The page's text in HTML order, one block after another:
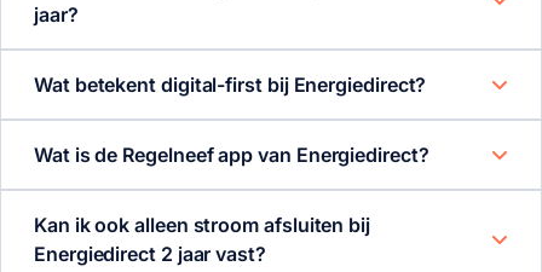
jaar?
Wat betekent digital-first bij Energiedirect?
Wat is de Regelneef app van Energiedirect?
Kan ik ook alleen stroom afsluiten bij
Energiedirect 2 jaar vast?